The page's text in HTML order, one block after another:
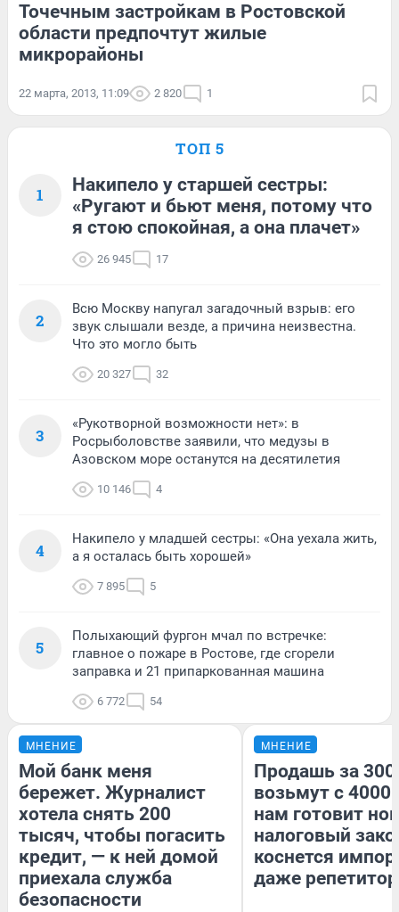
Точечным застройкам в Ростовской
области предпочтут жилые
микрорайоны
22 марта, 2013, 11:09 2 820 1
ТОП 5
1
Накипело у старшей сестры:
«Ругают и бьют меня, потому что
я стою спокойная, а она плачет»
26 945 17
2
Всю Москву напугал загадочный взрыв: его
звук слышали везде, а причина неизвестна.
Что это могло быть
20 327 32
3
«Рукотворной возможности нет»: в
Росрыболовстве заявили, что медузы в
Азовском море останутся на десятилетия
10 146 4
4
Накипело у младшей сестры: «Она уехала жить,
а я осталась быть хорошей»
7 895 5
5
Полыхающий фургон мчал по встречке:
главное о пожаре в Ростове, где сгорели
заправка и 21 припаркованная машина
6 772 54
МНЕНИЕ
Мой банк меня
бережет. Журналист
хотела снять 200
тысяч, чтобы погасить
кредит, — к ней домой
приехала служба
безопасности
МНЕНИЕ
Продашь за
возьмут с
нам готовит
налоговый
коснется
даже